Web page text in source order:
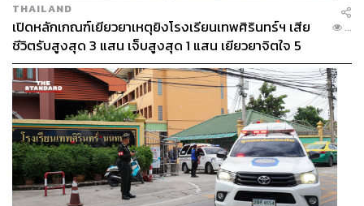
THAILAND
เปิดหลักเกณฑ์เยียวยาเหตุยิงโรงเรียนเทพศิรินทร์ฯ เสีย
ชีวิตรับสูงสุด 3 แสน เจ็บสูงสุด 1 แสน เยียวยาจิตใจ 5
ระดับ
...